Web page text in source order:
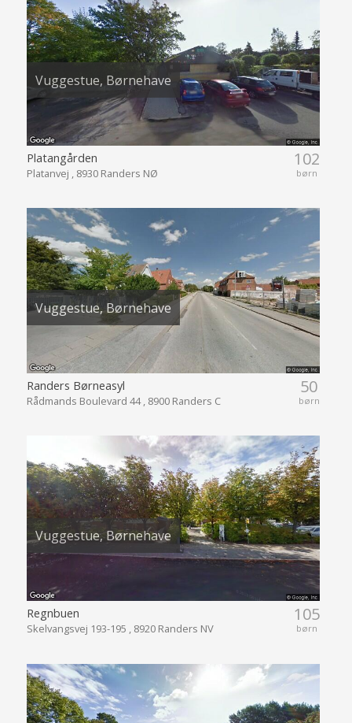
Vuggestue, Børnehave
102
børn
Platangården
Platanvej , 8930 Randers NØ
Vuggestue, Børnehave
50
børn
Randers Børneasyl
Rådmands Boulevard 44 , 8900 Randers C
Vuggestue, Børnehave
105
børn
Regnbuen
Skelvangsvej 193-195 , 8920 Randers NV